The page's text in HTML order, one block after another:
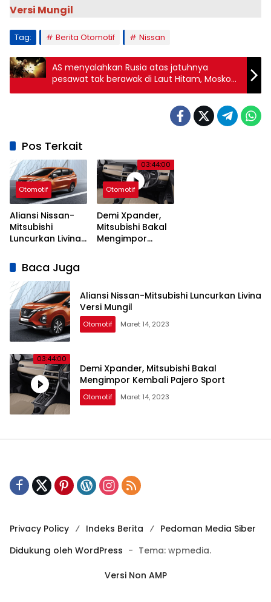
Versi Mungil
Tag: Berita Otomotif Nissan
AS menyalahkan Rusia atas jatuhnya
pesawat tak berawak di Laut Hitam, Moskow
menyangkal
Pos Terkait
Otomotif
Aliansi Nissan-
Mitsubishi
Luncurkan Livina
03:44:00
Otomotif
Demi Xpander,
Mitsubishi Bakal
Mengimpor
Baca Juga
Aliansi Nissan-Mitsubishi Luncurkan Livina
Versi Mungil
Otomotif Maret 14, 2023
03:44:00
Demi Xpander, Mitsubishi Bakal
Mengimpor Kembali Pajero Sport
Otomotif Maret 14, 2023
Privacy Policy Indeks Berita
Pedoman Media Siber
Didukung oleh WordPress - Tema: wpmedia.
Versi Non AMP